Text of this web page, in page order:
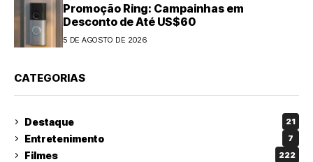
Promoção Ring: Campainhas em
Desconto de Até US$60
5 DE AGOSTO DE 2026
CATEGORIAS
Destaque 21
Entretenimento 7
Filmes 222